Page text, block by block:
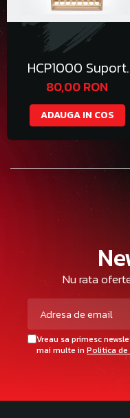
HCP1000 Suport
Vopsea 25mm
80,00 RON
ADAUGA IN COS
Nu rata
Vreau sa primesc
mai multe in Politica